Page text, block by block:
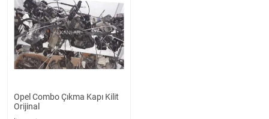
Opel Combo Çıkma Kapı Kilit
Orijinal